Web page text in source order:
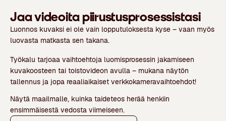
Jaa videoita piirustusprosessistasi
Luonnos kuvaksi ei ole vain lopputuloksesta kyse – vaan myös
luovasta matkasta sen takana.
Työkalu tarjoaa vaihtoehtoja luomisprosessin jakamiseen
kuvakoosteen tai toistovideon avulla – mukana näytön
tallennus ja jopa reaaliaikaiset verkkokameravaihtoehdot!
Näytä maailmalle, kuinka taideteos herää henkiin
ensimmäisestä vedosta viimeiseen.